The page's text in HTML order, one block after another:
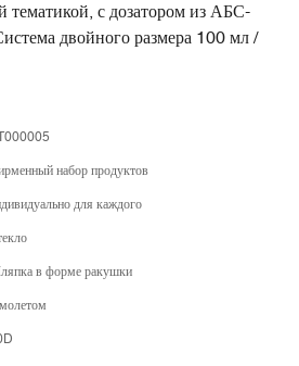
тематикой, с дозатором из АБС-
двойного размера 100 мл /
набор продуктов
для каждого
в форме ракушки